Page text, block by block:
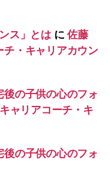
ス」とはに佐藤
チ・キャリアカウン
の子供の心のフォ
ャリアコーチ・キ
の子供の心のフォ